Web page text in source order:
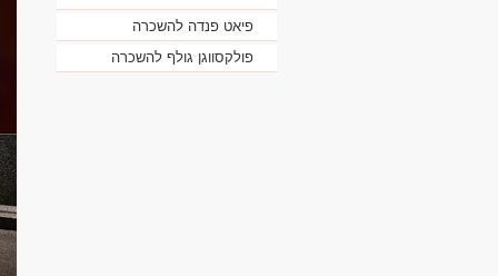
פיאט פנדה להשכרה
פולקסווגן גולף להשכרה